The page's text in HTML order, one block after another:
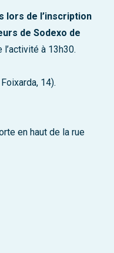
lors de l’inscription
de Sodexo de
à 13h30.
14).
en haut de la rue